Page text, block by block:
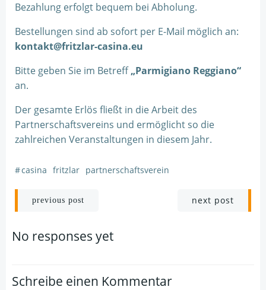
Bezahlung erfolgt bequem bei Abholung.
Bestellungen sind ab sofort per E-Mail möglich an:
kontakt@fritzlar-casina.eu
Bitte geben Sie im Betreff„Parmigiano Reggiano“
an.
Der gesamte Erlös fließt in die Arbeit des
Partnerschaftsvereins und ermöglicht so die
zahlreichen Veranstaltungen in diesem Jahr.
#casina fritzlar partnerschaftsverein
Post
navigation
previous post next post
No responses yet
Schreibe einen Kommentar